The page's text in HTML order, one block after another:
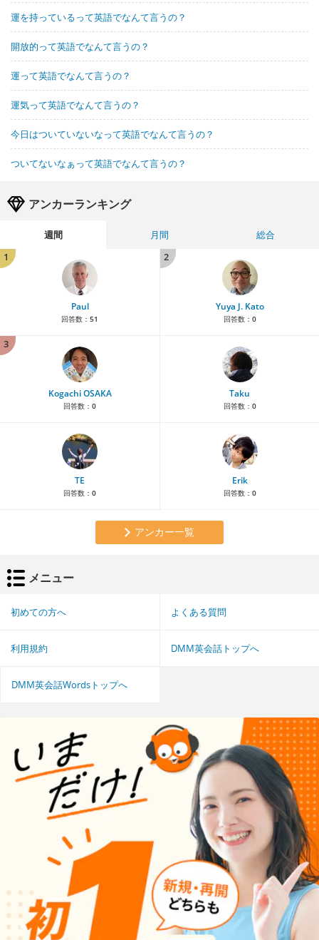
運を持っているって英語でなんて言うの？
開放的って英語でなんて言うの？
運って英語でなんて言うの？
運気って英語でなんて言うの？
今日はついていないなって英語でなんて言うの？
ついてないなぁって英語でなんて言うの？
アンカーランキング
週間 月間
総合
1
Paul
回答数： 51
2
Yuya J. Kato
回答数： 0
3
Kogachi OSAKA
回答数： 0
Taku
回答数： 0
TE
回答数： 0
Erik
回答数： 0
アンカー一覧
メニュー
初めての方へ よくある質問
利用規約 DMM英会話トップへ
DMM英会話Wordsトップへ